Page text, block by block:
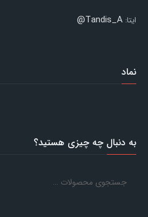
ایتا: Tandis_A@
نماد
به دنبال چه چیزی هستید؟